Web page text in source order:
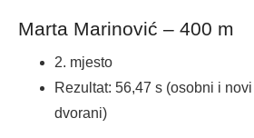
Marta Marinović – 400 m
2. mjesto
Rezultat: 56,47 s (osobni i
dvorani)